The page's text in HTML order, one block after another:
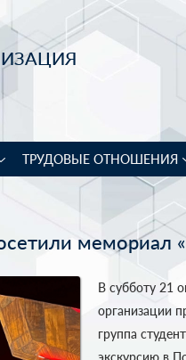
ТРУДОВЫЕ ОТНОШЕНИЯ
мемориал
В субботу 21
организации
группа
экскурсию в